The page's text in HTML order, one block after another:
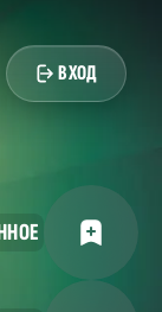
ВХОД